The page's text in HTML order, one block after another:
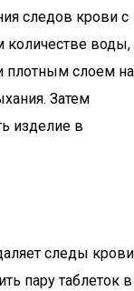
следов крови с
воды,
плотным слоем на
Затем
изделие в
следы крови
пару таблеток в